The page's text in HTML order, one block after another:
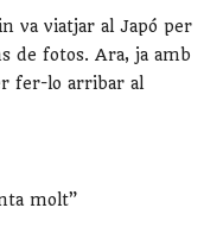
va viatjar al Japó per
de fotos. Ara, ja amb
fer-lo arribar al
molt”